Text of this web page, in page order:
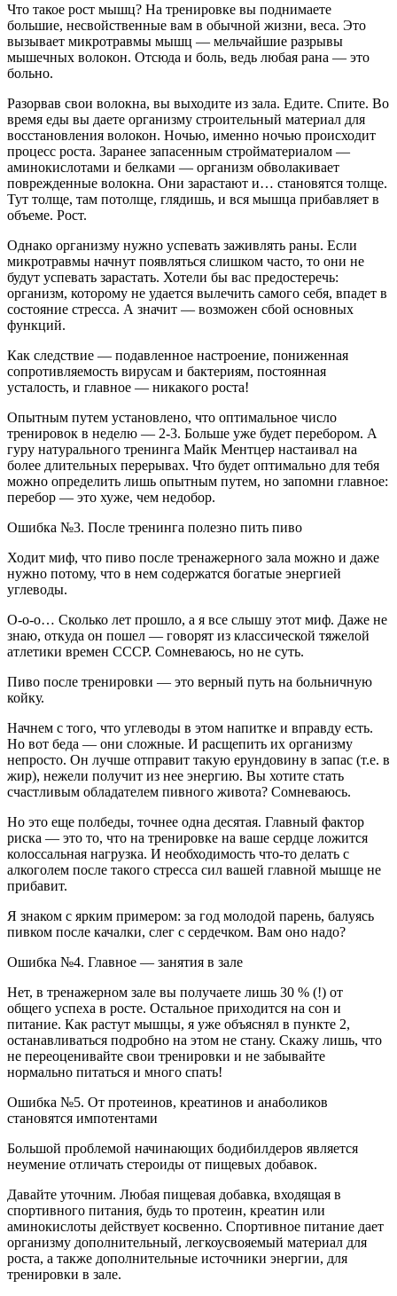
Что такое рост мышц? На тренировке вы поднимаете
большие, несвойственные вам в обычной жизни, веса. Это
вызывает микротравмы мышц — мельчайшие разрывы
мышечных волокон. Отсюда и боль, ведь любая рана — это
больно.
Разорвав свои волокна, вы выходите из зала. Едите. Спите. Во
время еды вы даете организму строительный материал для
восстановления волокон. Ночью, именно ночью происходит
процесс роста. Заранее запасенным стройматериалом —
аминокислотами и белками — организм обволакивает
поврежденные волокна. Они зарастают и… становятся толще.
Тут толще, там потолще, глядишь, и вся мышца прибавляет в
объеме. Рост.
Однако организму нужно успевать заживлять раны. Если
микротравмы начнут появляться слишком часто, то они не
будут успевать зарастать. Хотели бы вас предостеречь:
организм, которому не удается вылечить самого себя, впадет в
состояние стресса. А значит — возможен сбой основных
функций.
Как следствие — подавленное настроение, пониженная
сопротивляемость вирусам и бактериям, постоянная
усталость, и главное — никакого роста!
Опытным путем установлено, что оптимальное число
тренировок в неделю — 2-3. Больше уже будет перебором. А
гуру натурального тренинга Майк Ментцер настаивал на
более длительных перерывах. Что будет оптимально для тебя
можно определить лишь опытным путем, но запомни главное:
перебор — это хуже, чем недобор.
Ошибка №3. После тренинга полезно пить пиво
Ходит миф, что пиво после тренажерного зала можно и даже
нужно потому, что в нем содержатся богатые энергией
углеводы.
О-о-о… Сколько лет прошло, а я все слышу этот миф. Даже не
знаю, откуда он пошел — говорят из классической тяжелой
атлетики времен СССР. Сомневаюсь, но не суть.
Пиво после тренировки — это верный путь на больничную
койку.
Начнем с того, что углеводы в этом напитке и вправду есть.
Но вот беда — они сложные. И расщепить их организму
непросто. Он лучше отправит такую ерундовину в запас (т.е. в
жир), нежели получит из нее энергию. Вы хотите стать
счастливым обладателем пивного живота? Сомневаюсь.
Но это еще полбеды, точнее одна десятая. Главный фактор
риска — это то, что на тренировке на ваше сердце ложится
колоссальная нагрузка. И необходимость что-то делать с
алкоголем после такого стресса сил вашей главной мышце не
прибавит.
Я знаком с ярким примером: за год молодой парень, балуясь
пивком после качалки, слег с сердечком. Вам оно надо?
Ошибка №4. Главное — занятия в зале
Нет, в тренажерном зале вы получаете лишь 30 % (!) от
общего успеха в росте. Остальное приходится на сон и
питание. Как растут мышцы, я уже объяснял в пункте 2,
останавливаться подробно на этом не стану. Скажу лишь, что
не переоценивайте свои тренировки и не забывайте
нормально питаться и много спать!
Ошибка №5. От протеинов, креатинов и анаболиков
становятся импотентами
Большой проблемой начинающих бодибилдеров является
неумение отличать стероиды от пищевых добавок.
Давайте уточним. Любая пищевая добавка, входящая в
спортивного питания, будь то протеин, креатин или
аминокислоты действует косвенно. Спортивное питание дает
организму дополнительный, легкоусвояемый материал для
роста, а также дополнительные источники энергии, для
тренировки в зале.